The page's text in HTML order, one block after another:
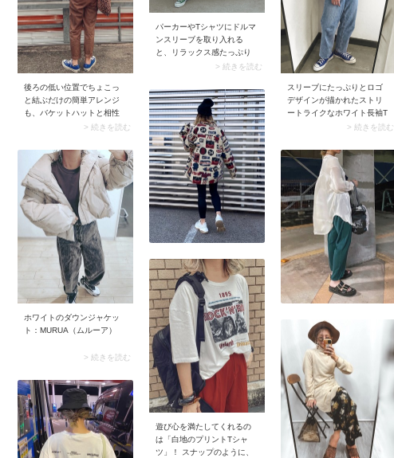
パーカーやTシャツにドルマ
ンスリーブを取り入れる
と、リラックス感たっぷり
に。ドルマンスリーブから
で、大人っぽさも加わりま
すよ♪
> 続きを読む
後ろの低い位置でちょこっ
と結ぶだけの簡単アレンジ
も、バケットハットと相性
バツグンです。首元がすっ
できそう！ ピアスやイヤリ
ングなどのアクセサリーを
生かしたいときも、こんな
まとめ髪がおすすめです。
> 続きを読む
スリーブにたっぷりとロゴ
デザインが描かれたストリ
ートライクなホワイト長袖T
シャツも、気になったデザ
きたい！ レディースより
も、メンズアパレルの方が
プリントアイテムは多いは
ずだからチェックしてみ
て。 ウォッシュの効いたハ
イウエストデニムパンツに
インして、とことんストリ
ートっぽく仕上げた着こな
しは、カジュアルが気分の
日にはうってつけです。
> 続きを読む
ホワイトのダウンジャケッ
ト：MURUA（ムルーア）
> 続きを読む
遊び心を満たしてくれるの
は「白地のプリントTシャ
ツ」！ スナップのように、